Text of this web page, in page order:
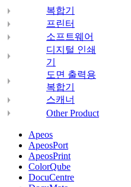
복합기
프린터
소프트웨어
디지털 인쇄
기
도면 출력용
복합기
스캐너
Other Product
Apeos
ApeosPort
ApeosPrint
ColorQube
DocuCentre